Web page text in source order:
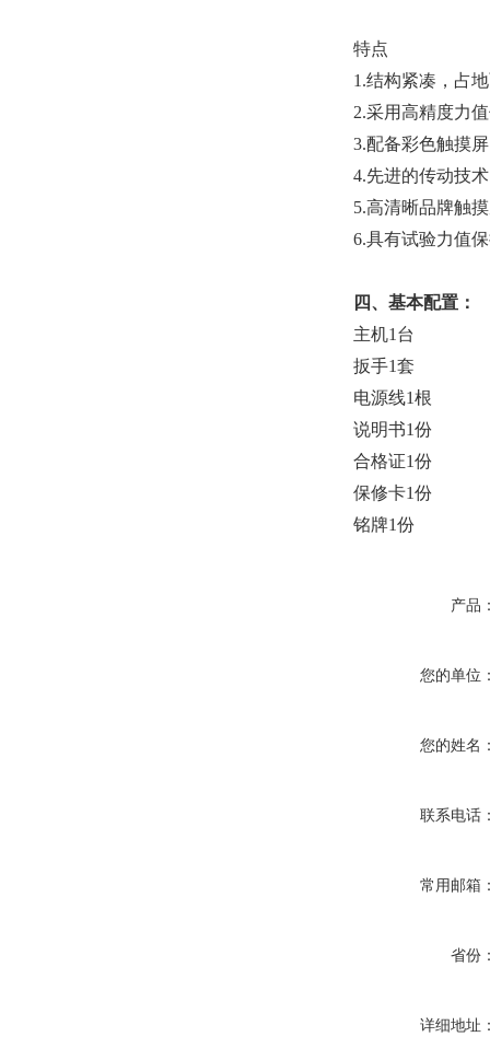
特点
1.结构紧凑，占
2.采用高精度力
3.配备彩色触摸
4.先进的传动技
5.高清晰品牌触
6.具有试验力值
四、基本配置：
主机1台
扳手1套
电源线1根
说明书1份
合格证1份
保修卡1份
铭牌1份
产品
您的单位
您的姓名
联系电话
常用邮箱
省份
详细地址